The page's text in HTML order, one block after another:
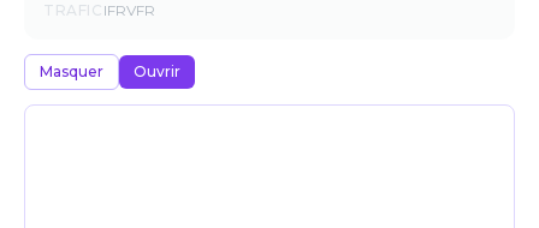
TRAFIC IFRVFR
Masquer Ouvrir